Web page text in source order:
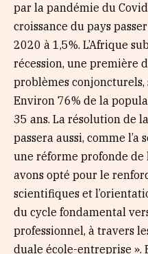
par la pandémie du
croissance du pays
2020 à 1,5%. L’Afrique
récession, une première
problèmes conjoncturels,
Environ 76% de la
35 ans. La résolution de
passera aussi, comme l’a
une réforme profonde de
avons opté pour le
scientifiques et
du cycle fondamental
professionnel, à travers
duale école-entreprise ».